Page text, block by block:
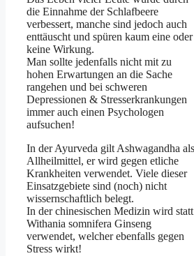
die Einnahme der Schlafbeere
verbessert, manche sind jedoch auch
enttäuscht und spüren kaum eine oder
keine Wirkung.
Man sollte jedenfalls nicht mit zu
hohen Erwartungen an die Sache
rangehen und bei schweren
Depressionen & Stresserkrankungen
immer auch einen Psychologen
aufsuchen!
In der Ayurveda gilt Ashwagandha als
Allheilmittel, er wird gegen etliche
Krankheiten verwendet. Viele dieser
Einsatzgebiete sind (noch) nicht
wissernschaftlich belegt.
In der chinesischen Medizin wird statt
Withania somnifera Ginseng
verwendet, welcher ebenfalls gegen
Stress wirkt!